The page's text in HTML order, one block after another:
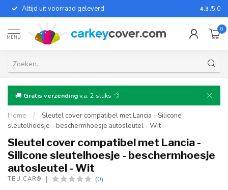
Altijd uit voorraad geleverd Voor
4.3 /5.0
MENU
0
🚚 Gratis verzendingv.a. 2 stuks 💨
Home /
Sleutel cover compatibel met Lancia - Silicone
sleutelhoesje - beschermhoesje autosleutel - Wit
Sleutel cover compatibel met Lancia -
Silicone sleutelhoesje - beschermhoesje
autosleutel - Wit
TBU CAR® (0)